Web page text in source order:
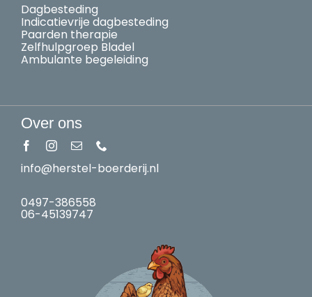
Dagbesteding
Indicatievrije dagbesteding
Paarden therapie
Zelfhulpgroep Bladel
Ambulante begeleiding
Over ons
info@herstel-boerderij.nl
0497-386558
06-45139747